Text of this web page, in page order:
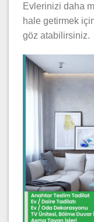
Evlerinizi daha
hale getirmek
göz atabilirsiniz.